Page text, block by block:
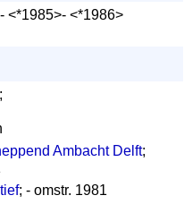
<*1985>- <*1986>
Ambacht Delft;
; - omstr. 1981